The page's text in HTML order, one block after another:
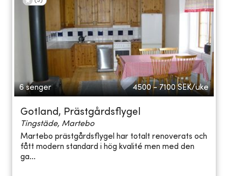
6 senger 4500 - 7100 SEK/uke
Gotland, Prästgårdsflygel
Tingstäde, Martebo
Martebo prästgårdsflygel har totalt renoverats och
fått modern standard i hög kvalité men med den
ga...